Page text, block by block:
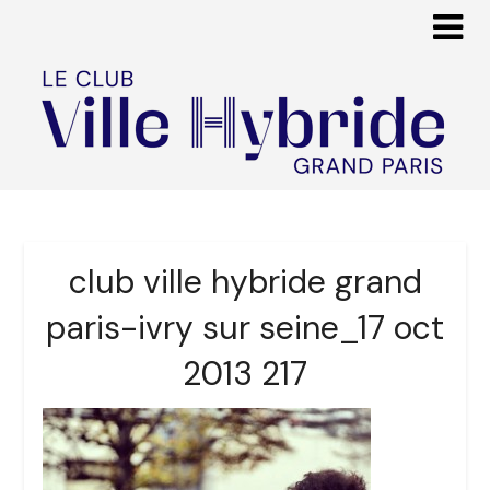
club ville hybride grand
paris-ivry sur seine_17 oct
2013 217